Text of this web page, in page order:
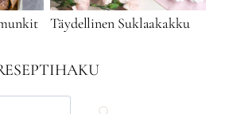
Täydellinen Suklaakakku